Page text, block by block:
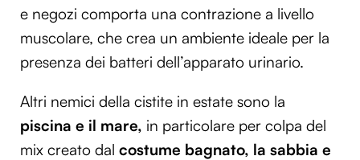
e negozi comporta una contrazione a livello
muscolare, che crea un ambiente ideale per la
presenza dei batteri dell’apparato urinario.
Altri nemici della cistite in estate sono la
piscina e il mare, in particolare per colpa del
mix creato dal costume bagnato, la sabbia e